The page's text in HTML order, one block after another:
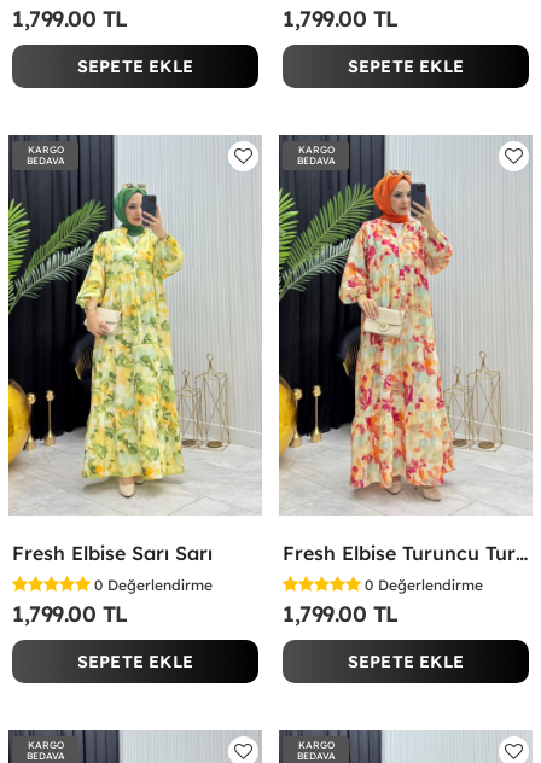
1,799.00 TL
SEPETE EKLE
1,799.00 TL
SEPETE EKLE
KARGO
BEDAVA
Fresh Elbise Sarı Sarı
0 Değerlendirme
1,799.00 TL
SEPETE EKLE
KARGO
BEDAVA
Fresh Elbise Turuncu Turuncu
0 Değerlendirme
1,799.00 TL
SEPETE EKLE
KARGO
BEDAVA
KARGO
BEDAVA